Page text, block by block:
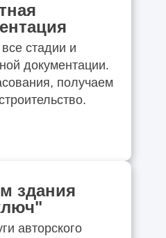
стадии и
документации.
получаем
здания
авторского